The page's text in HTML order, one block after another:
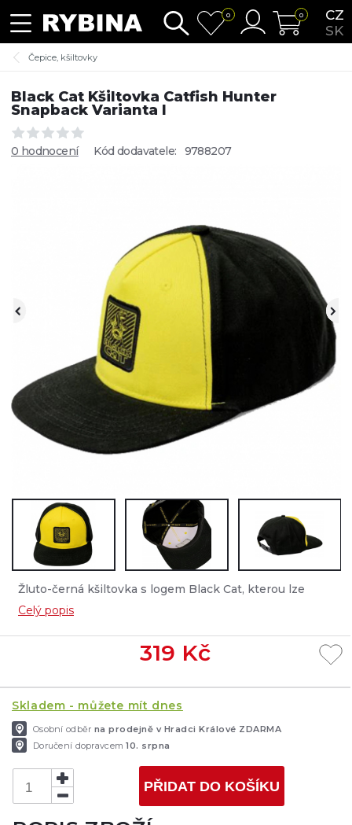
CZ
SK
0 0
Čepice, kšiltovky
Black Cat Kšiltovka Catfish Hunter
Snapback Varianta I
0 hodnocení Kód dodavatele: 9788207
Žluto-černá kšiltovka s logem Black Cat, kterou lze
velikostně individuálně nastavit....
Celý popis
319 Kč
Skladem - můžete mít dnes
Osobní odběr na prodejně v Hradci Králové ZDARMA
Doručení dopravcem10. srpna
PŘIDAT DO KOŠÍKU